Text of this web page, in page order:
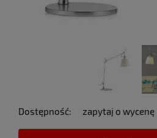
Dostępność: zapytaj o wycenę